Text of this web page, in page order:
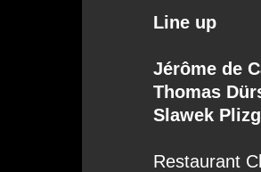
Line up
Jérôme de
Thomas
Slawek
Restaurant